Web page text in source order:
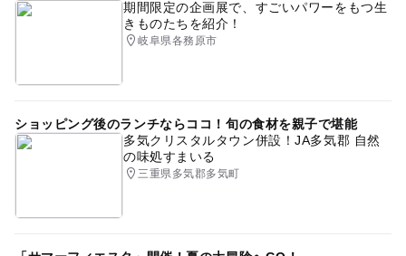
期間限定の企画展で、すごいパワーをもつ生
きものたちを紹介！
岐阜県各務原市
ショッピング後のランチならココ！旬の食材を親子で堪能
多気クリスタルタウン併設！JA多気郡 自然
の味処すまいる
三重県多気郡多気町